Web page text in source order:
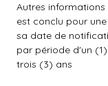
Autres
est conclu pour
sa date de
par période d'un
trois (3) ans